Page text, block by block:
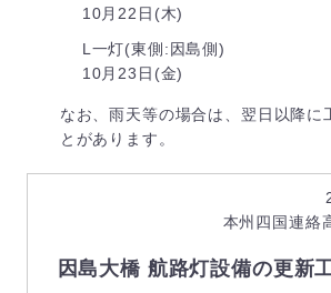
10月22日(木)
L一灯(東側:因島側)
10月23日(金)
なお、雨天等の場合は、翌日以降に
とがあります。
本州四国連絡
因島大橋 航路灯設備の更新